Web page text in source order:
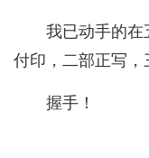
我已动手的在
付印，二部正写，
握手！